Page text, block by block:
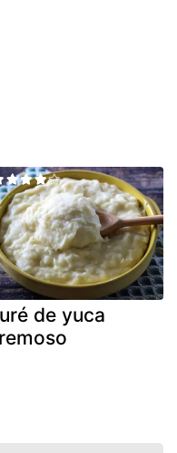
de yuca